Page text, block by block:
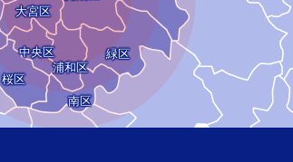
大宮区
中央区
桜区
緑区
浦和区
南区